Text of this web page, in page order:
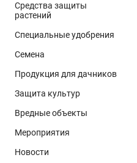
Средства защиты
растений
Специальные удобрения
Семена
Продукция для дачников
Защита культур
Вредные объекты
Мероприятия
Новости